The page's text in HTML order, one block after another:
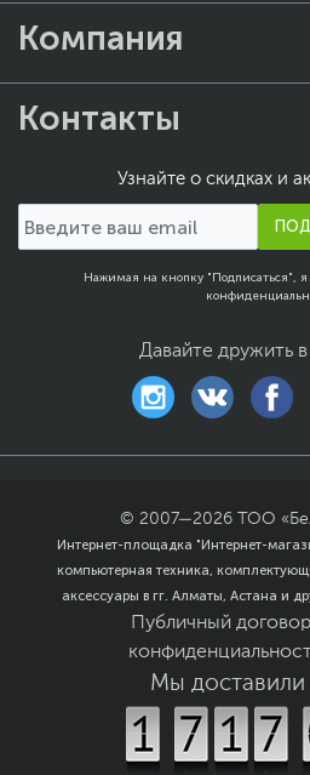
Компания
Контакты
Узнайте о скидках и
Нажимая на кнопку "Подписаться", я
Давайте дружить
© 2007—2026
ТОО
Интернет-площадка "Интернет-
компьютерная техника,
аксессуары в гг. Алматы, Астана и
Публичный договор
Мы доставили